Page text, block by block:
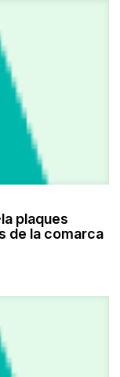
plaques
de la comarca